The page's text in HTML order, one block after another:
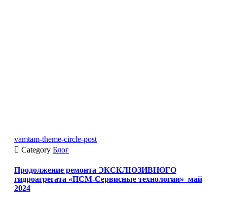
vamtam-theme-circle-post
 Category Блог
Продолжение ремонта ЭКСКЛЮЗИВНОГО
гидроагрегата «ПСМ-Сервисные технологии»_май
2024